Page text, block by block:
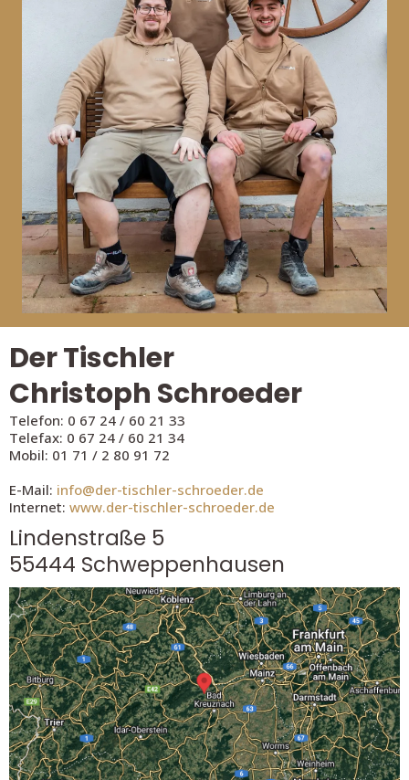
Der Tischler
Christoph Schroeder
Telefon: 0 67 24 / 60 21 33
Telefax: 0 67 24 / 60 21 34
Mobil: 01 71 / 2 80 91 72
E-Mail: info@der-tischler-schroeder.de
Internet: www.der-tischler-schroeder.de
Lindenstraße 5
55444 Schweppenhausen